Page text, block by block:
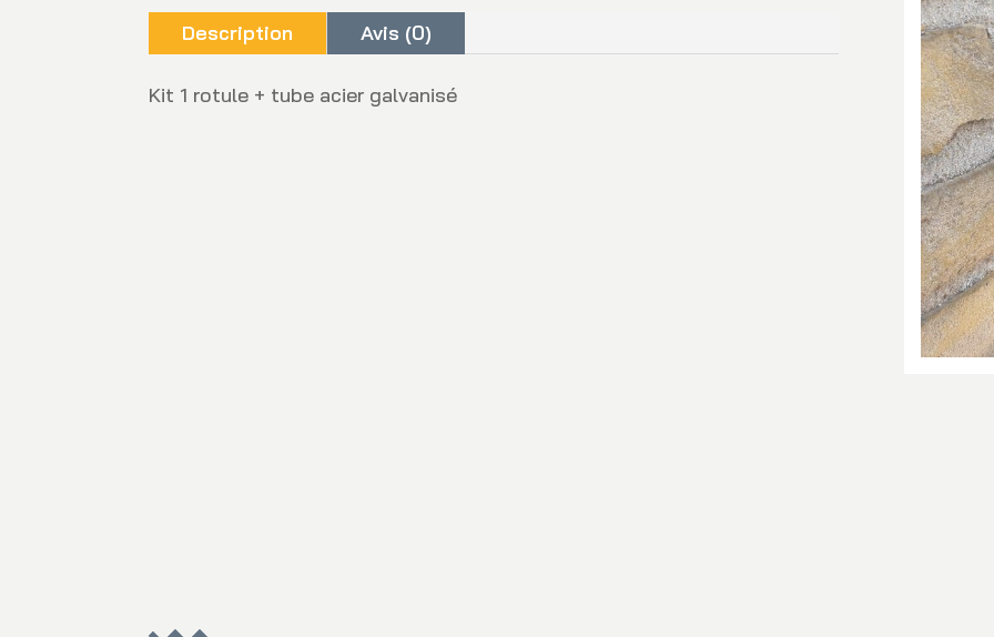
Description Avis (0)
Kit 1 rotule + tube acier galvanisé